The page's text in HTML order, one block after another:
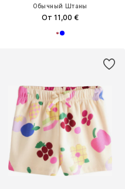
Обычный Штаны
От 11,00 €